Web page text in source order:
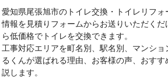
愛知県尾張旭市のトイレ交換・トイレリフ
情報を見積りフォームからお送りいただく
ら低価格でトイレを交換できます。
工事対応エリアを町名別、駅名別、マンシ
るくんが選ばれる理由、お客様の声、おす
説します。